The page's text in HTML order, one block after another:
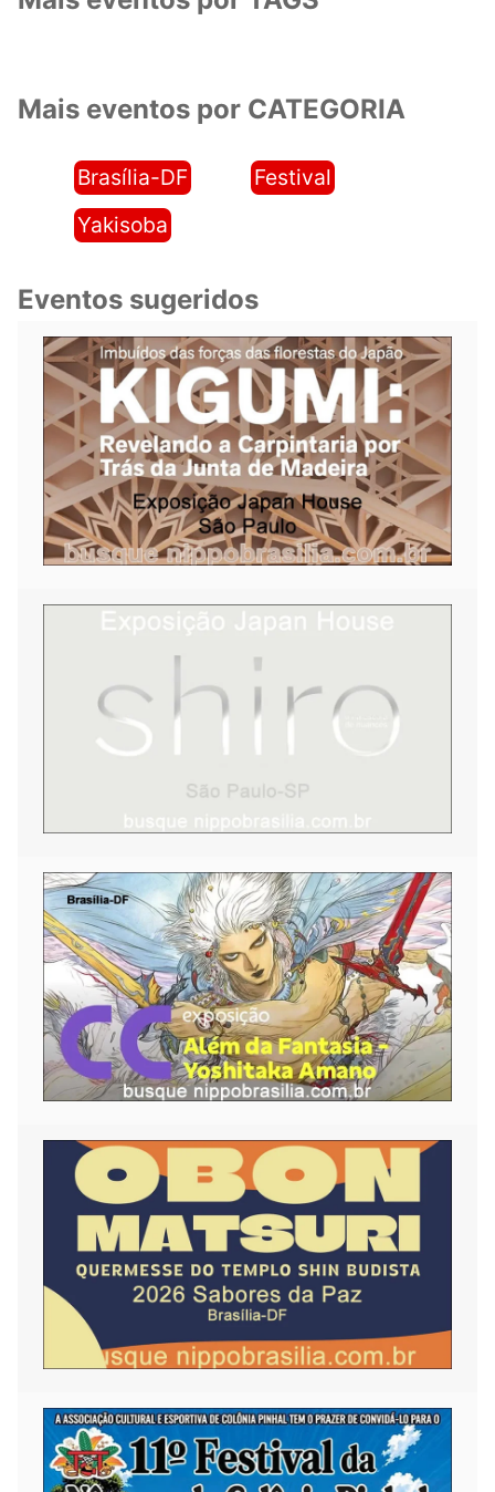
Mais eventos por CATEGORIA
Brasília-DF
Festival
Yakisoba
Eventos sugeridos